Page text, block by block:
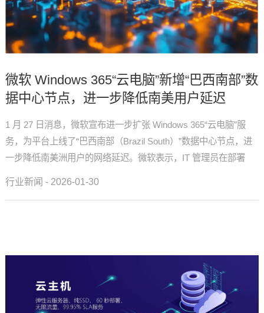
微软 Windows 365“云电脑”新增“巴西南部”数
据中心节点，进一步降低南美用户延迟
1 月 27 日消息，微软宣布进一步扩张 Windows 365“云电脑”服
务，为平台上线了“巴西南部（Brazil South）”数据中心节点，进
一步降低南美洲用户的网络延迟。微软表示，IT 管理员在部署
行业新闻 - 2026-01-30